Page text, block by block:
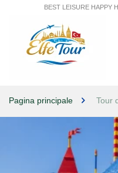
BEST LEISURE HAPPY
Pagina principale Tour